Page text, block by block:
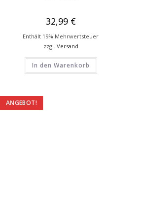
32,99 €
Enthält 19% Mehrwertsteuer
zzgl. Versand
In den Warenkorb
ANGEBOT!